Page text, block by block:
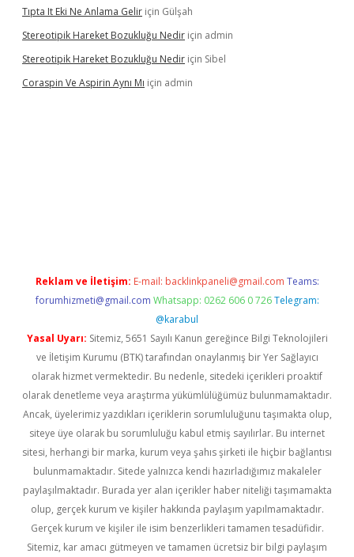
Tıpta It Eki Ne Anlama Gelir için Gülşah
Stereotipik Hareket Bozukluğu Nedir için admin
Stereotipik Hareket Bozukluğu Nedir için Sibel
Coraspin Ve Aspirin Aynı Mı için admin
Reklam ve İletişim: E-mail: backlinkpaneli@gmail.com Teams:
forumhizmeti@gmail.com Whatsapp: 0262 606 0 726 Telegram:
@karabul
Yasal Uyarı: Sitemiz, 5651 Sayılı Kanun gereğince Bilgi Teknolojileri
ve İletişim Kurumu (BTK) tarafından onaylanmış bir Yer Sağlayıcı
olarak hizmet vermektedir. Bu nedenle, sitedeki içerikleri proaktif
olarak denetleme veya araştırma yükümlülüğümüz bulunmamaktadır.
Ancak, üyelerimiz yazdıkları içeriklerin sorumluluğunu taşımakta olup,
siteye üye olarak bu sorumluluğu kabul etmiş sayılırlar. Bu internet
sitesi, herhangi bir marka, kurum veya şahıs şirketi ile hiçbir bağlantısı
bulunmamaktadır. Sitede yalnızca kendi hazırladığımız makaleler
paylaşılmaktadır. Burada yer alan içerikler haber niteliği taşımamakta
olup, gerçek kurum ve kişiler hakkında paylaşım yapılmamaktadır.
Gerçek kurum ve kişiler ile isim benzerlikleri tamamen tesadüfidir.
Sitemiz, kar amacı gütmeyen ve tamamen ücretsiz bir bilgi paylaşım